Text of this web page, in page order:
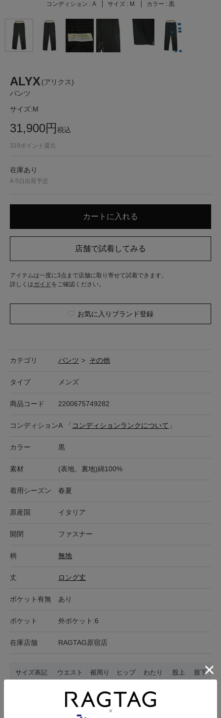
コンディション : A サイズ : M カラー : 黒
ALYX (アリクス)
パンツ
サイズ:M
31,900円税込
319ポイント還元
在庫あり
4-5日出荷予定
アイテムは一度に3点まで店舗に取り寄せて試着できます。
詳しくはガイド をご確認ください。
お気に入りブランド登録
カテゴリ パンツ > その他
タイプ メンズ
商品コード 2200675749282
コンディションA 「 コンディションランクについて 」
カラー 黒
素材 (表地、裏地)綿100%
着用シーズン 春夏
原産国 イタリア
開閉 ファスナー
柄 無地
丈 ロング丈
ポケット有無 あり
ポケット 外ポケット:6
在庫店舗 RAGTAG原宿店
サイズ表記 ウエスト 裾周り ヒップ わたり 股上 股下
88.5cm 41cm 100cm 67.5cm